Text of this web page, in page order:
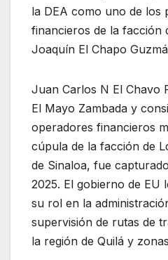
la DEA como uno de los
financieros de la facción
Joaquín El Chapo
Juan Carlos N El Chavo
El Mayo Zambada y
operadores financieros
cúpula de la facción de
de Sinaloa, fue
2025. El gobierno de EU
su rol en la
supervisión de rutas de
la región de Quilá y